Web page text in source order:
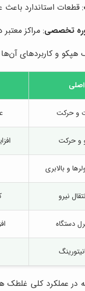
: قطعات استاندارد
تخصصی: مراکز
هپکو و کاربردهای
اصلی
و حرکت
و حرکت
و بالابری
نیرو
دستگاه
کلی غلطک